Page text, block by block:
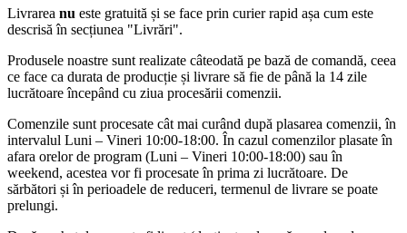
Livrarea nu este gratuită și se face prin curier rapid așa cum este
descrisă în secțiunea "Livrări".
Produsele noastre sunt realizate câteodată pe bază de comandă, ceea
ce face ca durata de producție și livrare să fie de până la 14 zile
lucrătoare începând cu ziua procesării comenzii.
Comenzile sunt procesate cât mai curând după plasarea comenzii, în
intervalul Luni – Vineri 10:00-18:00. În cazul comenzilor plasate în
afara orelor de program (Luni – Vineri 10:00-18:00) sau în
weekend, acestea vor fi procesate în prima zi lucrătoare. De
sărbători și în perioadele de reduceri, termenul de livrare se poate
prelungi.